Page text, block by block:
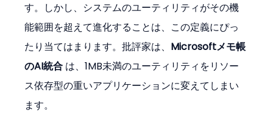
す。しかし、システムのユーティリティがその機
能範囲を超えて進化することは、この定義にぴっ
たり当てはまります。批評家は、 Microsoftメモ帳
のAI統合 は、1MB未満のユーティリティをリソー
ス依存型の重いアプリケーションに変えてしまい
ます。